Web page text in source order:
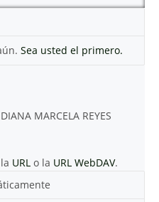
Sea usted el primero.
MARCELA REYES
URL o la URL WebDAV.